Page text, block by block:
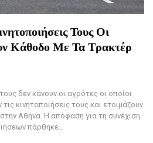
Τους Οι
Κάθοδο Με Τα Τρακτέρ
δεν κάνουν οι αγρότες οι οποίοι
κινητοποιήσεις τους και ετοιμάζουν
Αθήνα. Η απόφαση για τη συνέχιση
πάρθηκε…